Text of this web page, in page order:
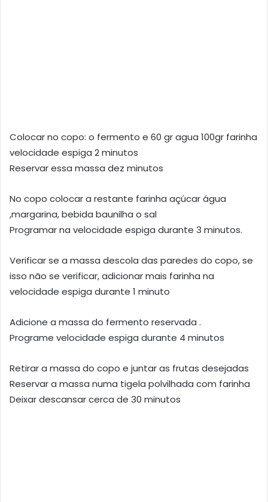
Colocar no copo: o fermento e 60 gr agua 100gr farinha
velocidade espiga 2 minutos
Reservar essa massa dez minutos
No copo colocar a restante farinha açúcar água
,margarina, bebida baunilha o sal
Programar na velocidade espiga durante 3 minutos.
Verificar se a massa descola das paredes do copo, se
isso não se verificar, adicionar mais farinha na
velocidade espiga durante 1 minuto
Adicione a massa do fermento reservada .
Programe velocidade espiga durante 4 minutos
Retirar a massa do copo e juntar as frutas desejadas
Reservar a massa numa tigela polvilhada com farinha
Deixar descansar cerca de 30 minutos